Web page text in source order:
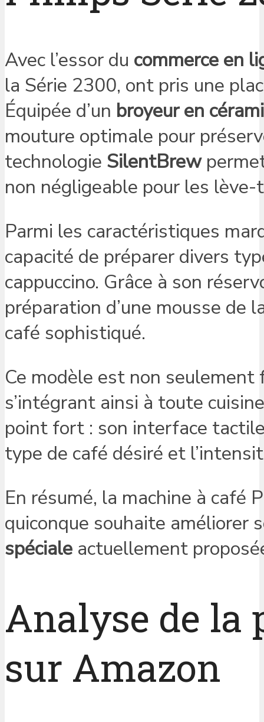
Avec l’essor du commerce en
la Série 2300, ont pris une
Équipée d’un broyeur en
mouture optimale pour
technologie SilentBrew
non négligeable pour les
Parmi les caractéristiques
capacité de préparer divers
cappuccino. Grâce à son
préparation d’une mousse de
café sophistiqué.
Ce modèle est non
s’intégrant ainsi à toute
point fort : son interface
type de café désiré et
En résumé, la machine à café
quiconque souhaite améliorer
spéciale actuellement
Analyse de la
sur Amazon